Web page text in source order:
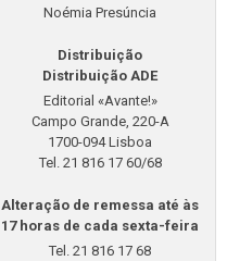
Noémia Presúncia
Distribuição
Distribuição ADE
Editorial «Avante!»
Campo Grande, 220-A
1700-094 Lisboa
Tel. 21 816 17 60/68
Alteração de remessa até às
17 horas de cada sexta-feira
Tel. 21 816 17 68